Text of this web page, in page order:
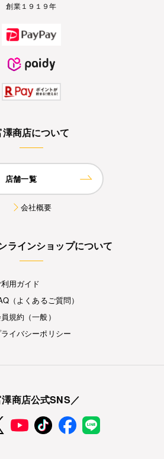
創業１９１９年
澤商店について
店舗一覧
会社概要
ラインショップについて
利用ガイド
（よくあるご質問）
規約（一般）
イバシーポリシー
澤商店公式SNS／